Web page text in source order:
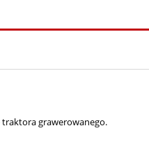
traktora grawerowanego.